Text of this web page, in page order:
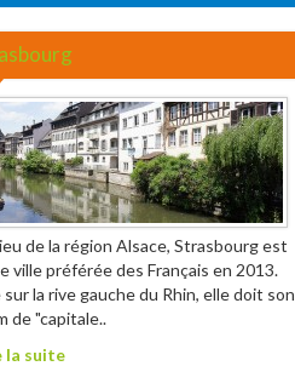
de la région Alsace, Strasbourg est
ville préférée des Français en 2013.
la rive gauche du Rhin, elle doit son
de "capitale..
la suite